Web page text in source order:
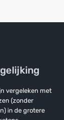
vergeleken met
(zonder
in de grotere